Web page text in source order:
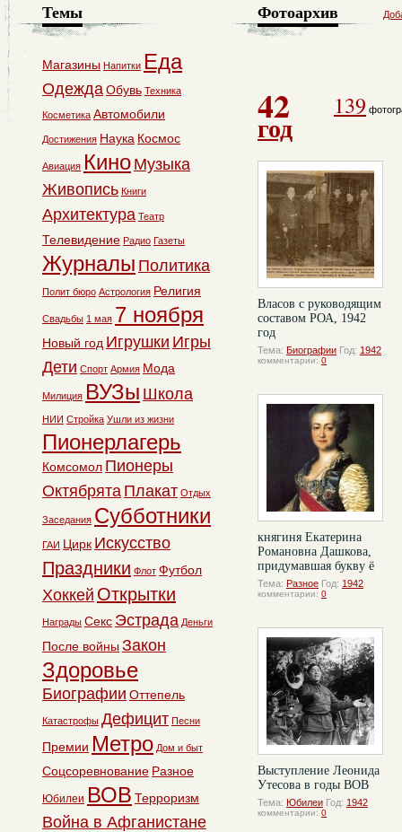
Фотоархив
42
год
139
Власов с руководящим
составом РОА, 1942
год
Тема: Биографии Год: 1942
комментарии: 0
княгиня Екатерина
Романовна Дашкова,
придумавшая букву ё
Тема: Разное Год: 1942
комментарии: 0
Выступление Леонида
Утесова в годы ВОВ
Тема: Юбилеи Год: 1942
комментарии: 0
Темы
Магазины Напитки Еда
ОдеждаОбувь Техника
Косметика Автомобили
Достижения Наука Космос
Авиация Кино Музыка
Живопись Книги
Архитектура Театр
Телевидение Радио Газеты
Журналы Политика
Полит бюро Астрология Религия
Свадьбы 1 мая 7 ноября
Новый год Игрушки Игры
Дети Спорт Армия Мода
Милиция ВУЗы Школа
НИИ Стройка Ушли из жизни
Пионерлагерь
Комсомол Пионеры
Октябрята Плакат Отдых
Заседания Субботники
ГАИ Цирк Искусство
Праздники Флот Футбол
Хоккей Открытки
Награды Секс Эстрада Деньги
После войны Закон
Здоровье
Биографии Оттепель
Катастрофы Дефицит Песни
Премии Метро Дом и быт
Соцсоревнование Разное
Юбилеи ВОВ Терроризм
Война в Афганистане